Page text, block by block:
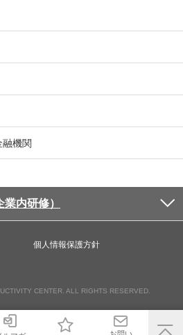
融機関
内研修）
個人情報保護方針
CENTER. ALL RIGHTS RESERVED.
お問い